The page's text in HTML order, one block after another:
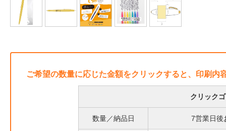
ご希望の数量に応じた金額をクリックすると、印刷内
クリック
数量／納品日 7営業日後